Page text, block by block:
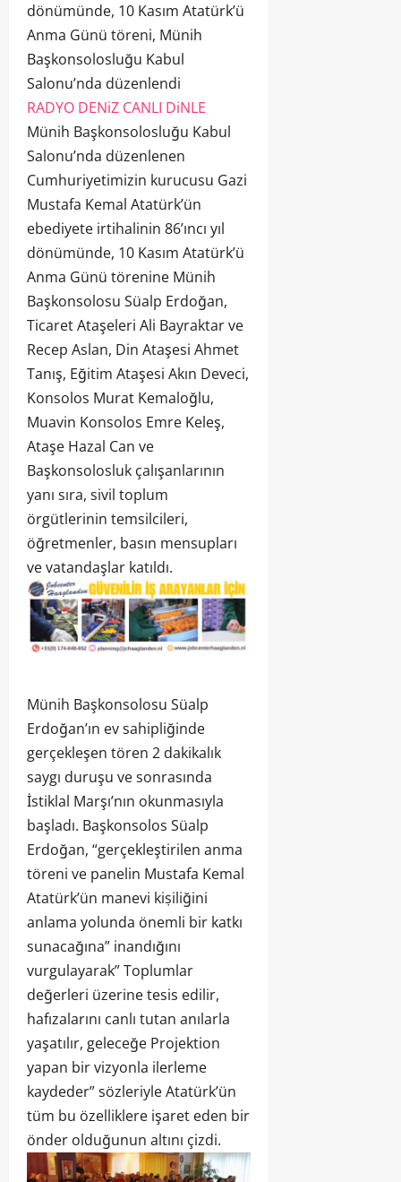
dönümünde, 10 Kasım Atatürk’ü
Anma Günü töreni, Münih
Başkonsolosluğu Kabul
Salonu’nda düzenlendi
RADYO DENiZ CANLI DiNLE
Münih Başkonsolosluğu Kabul
Salonu’nda düzenlenen
Cumhuriyetimizin kurucusu Gazi
Mustafa Kemal Atatürk’ün
ebediyete irtihalinin 86’ıncı yıl
dönümünde, 10 Kasım Atatürk’ü
Anma Günü törenine Münih
Başkonsolosu Süalp Erdoğan,
Ticaret Ataşeleri Ali Bayraktar ve
Recep Aslan, Din Ataşesi Ahmet
Tanış, Eğitim Ataşesi Akın Deveci,
Konsolos Murat Kemaloğlu,
Muavin Konsolos Emre Keleş,
Ataşe Hazal Can ve
Başkonsolosluk çalışanlarının
yanı sıra, sivil toplum
örgütlerinin temsilcileri,
öğretmenler, basın mensupları
ve vatandaşlar katıldı.
Münih Başkonsolosu Süalp
Erdoğan’ın ev sahipliğinde
gerçekleşen tören 2 dakikalık
saygı duruşu ve sonrasında
İstiklal Marşı’nın okunmasıyla
başladı. Başkonsolos Süalp
Erdoğan, “gerçekleştirilen anma
töreni ve panelin Mustafa Kemal
Atatürk’ün manevi kiṣiliğini
anlama yolunda önemli bir katkı
sunacağına” inandığını
vurgulayarak” Toplumlar
değerleri üzerine tesis edilir,
hafızalarını canlı tutan anılarla
yaşatılır, geleceğe Projektion
yapan bir vizyonla ilerleme
kaydeder” sözleriyle Atatürk’ün
tüm bu özelliklere işaret eden bir
önder olduğunun altını çizdi.